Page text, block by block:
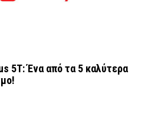
5T: Ένα από τα 5 καλύτερα